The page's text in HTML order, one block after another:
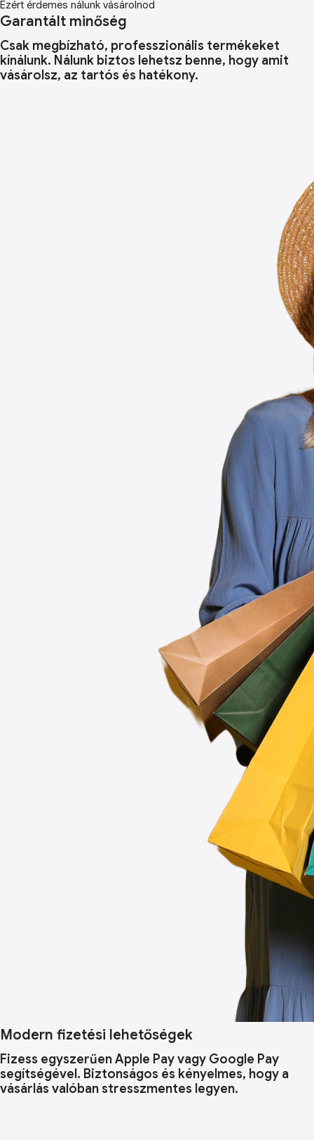
Ezért érdemes nálunk vásárolnod
Garantált minőség
Csak megbízható, professzionális termékeket
kínálunk. Nálunk biztos lehetsz benne, hogy amit
vásárolsz, az tartós és hatékony.
Modern fizetési lehetőségek
Fizess egyszerűen Apple Pay vagy Google Pay
segítségével. Biztonságos és kényelmes, hogy a
vásárlás valóban stresszmentes legyen.